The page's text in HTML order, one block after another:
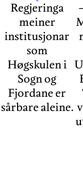
Regjeringa
meiner
institusjonar
som
Høgskulen i
Sogn og
Fjordane er
sårbare aleine.